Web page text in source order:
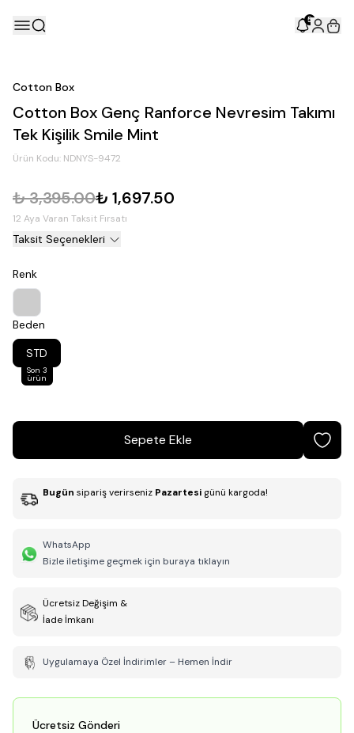
5
Cotton Box
Cotton Box Genç Ranforce Nevresim Takımı
Tek Kişilik Smile Mint
Ürün Kodu: NDNYS-9472
₺ 3,395.00₺ 1,697.50
12 Aya Varan Taksit Fırsatı
Taksit Seçenekleri
Renk
Beden
STD
Son 3
ürün
Sepete Ekle
Bugün sipariş verirseniz Pazartesi günü kargoda!
WhatsApp
Bizle iletişime geçmek için buraya tıklayın
Ücretsiz Değişim &
İade İmkanı
Uygulamaya Özel İndirimler – Hemen İndir
Ücretsiz Gönderi